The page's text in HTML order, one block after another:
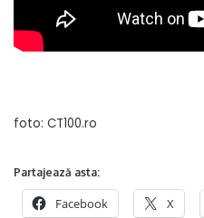
foto: CT100.ro
Partajează asta:
Facebook X